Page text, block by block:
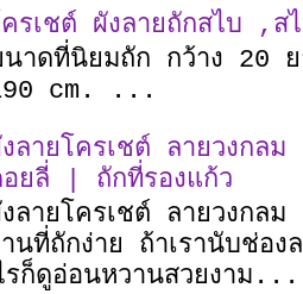
ครเชต์ ผังลายถักสไบ ,ส
าดที่นิยมถัก กว้าง 20
cm. ...
ลายโครเชต์ ลายวงกล
ยลี่ | ถักที่รองแก้ว
ลายโครเชต์ ลายวงกล
นที่ถักง่าย ถ้าเรานับช่อง
รก็ดูอ่อนหวานสวยงาม...